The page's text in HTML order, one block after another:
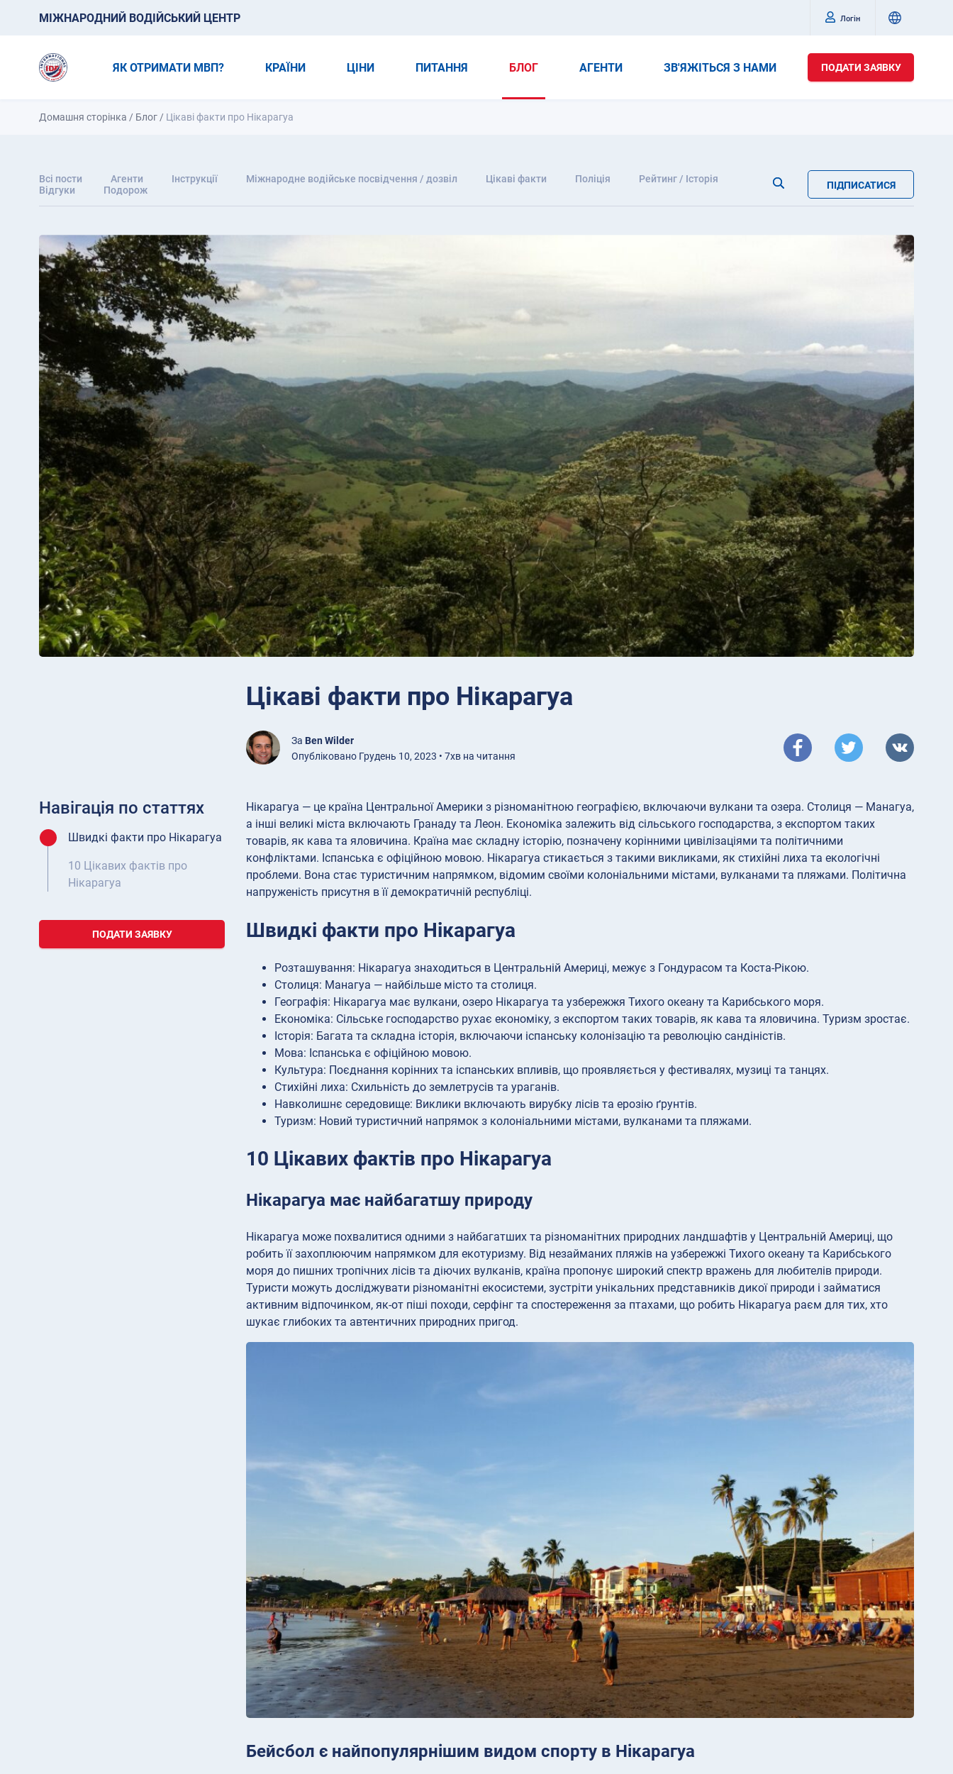
МІЖНАРОДНИЙ ВОДІЙСЬКИЙ ЦЕНТР Логін
ЯК ОТРИМАТИ МВП? КРАЇНИ ЦІНИ ПИТАННЯ БЛОГ АГЕНТИ ЗВ'ЯЖІТЬСЯ З НАМИ ПОДАТИ ЗАЯВКУ
Домашня сторінка / Блог / Цікаві факти про Нікарагуа
Всі пости Агенти Інструкції Міжнародне водійське посвідчення / дозвіл Цікаві факти Поліція
Рейтинг / Історія
Відгуки
Подорож ПІДПИСАТИСЯ
Цікаві факти про Нікарагуа
За Ben Wilder
Опубліковано Грудень 10, 2023 • 7хв на читання
Навігація по статтях
Швидкі факти про Нікарагуа
10 Цікавих фактів про
Нікарагуа
ПОДАТИ ЗАЯВКУ
Нікарагуа — це країна Центральної Америки з різноманітною географією, включаючи вулкани та озера. Столиця — Манагуа,
а інші великі міста включають Гранаду та Леон. Економіка залежить від сільського господарства, з експортом таких
товарів, як кава та яловичина. Країна має складну історію, позначену корінними цивілізаціями та політичними
конфліктами. Іспанська є офіційною мовою. Нікарагуа стикається з такими викликами, як стихійні лиха та екологічні
проблеми. Вона стає туристичним напрямком, відомим своїми колоніальними містами, вулканами та пляжами. Політична
напруженість присутня в її демократичній республіці.
Швидкі факти про Нікарагуа
Розташування: Нікарагуа знаходиться в Центральній Америці, межує з Гондурасом та Коста-Рікою.
Столиця: Манагуа — найбільше місто та столиця.
Географія: Нікарагуа має вулкани, озеро Нікарагуа та узбережжя Тихого океану та Карибського моря.
Економіка: Сільське господарство рухає економіку, з експортом таких товарів, як кава та яловичина. Туризм зростає.
Історія: Багата та складна історія, включаючи іспанську колонізацію та революцію сандіністів.
Мова: Іспанська є офіційною мовою.
Культура: Поєднання корінних та іспанських впливів, що проявляється у фестивалях, музиці та танцях.
Стихійні лиха: Схильність до землетрусів та ураганів.
Навколишнє середовище: Виклики включають вирубку лісів та ерозію ґрунтів.
Туризм: Новий туристичний напрямок з колоніальними містами, вулканами та пляжами.
10 Цікавих фактів про Нікарагуа
Нікарагуа має найбагатшу природу
Нікарагуа може похвалитися одними з найбагатших та різноманітних природних ландшафтів у Центральній Америці, що
робить її захоплюючим напрямком для екотуризму. Від незайманих пляжів на узбережжі Тихого океану та Карибського
моря до пишних тропічних лісів та діючих вулканів, країна пропонує широкий спектр вражень для любителів природи.
Туристи можуть досліджувати різноманітні екосистеми, зустріти унікальних представників дикої природи і займатися
активним відпочинком, як-от піші походи, серфінг та спостереження за птахами, що робить Нікарагуа раєм для тих, хто
шукає глибоких та автентичних природних пригод.
Бейсбол є найпопулярнішим видом спорту в Нікарагуа